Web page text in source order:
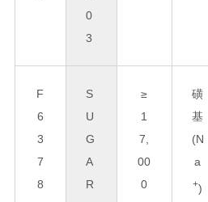
0
3
F
6
3
7
8
S
U
G
A
R
≥
1
7,
00
0
磺
基
(N
a
+)